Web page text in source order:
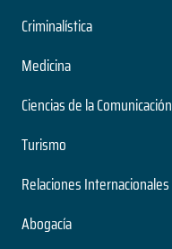
Criminalística
Medicina
Ciencias de la Comunicación
Turismo
Relaciones Internacionales
Abogacía